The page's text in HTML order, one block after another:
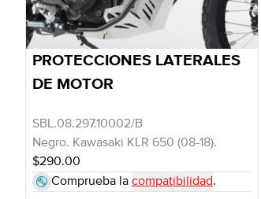
PROTECCIONES LATERALES
DE MOTOR
SBL.08.297.10002/B
Negro. Kawasaki KLR 650 (08-18).
$290.00
Comprueba la compatibilidad.